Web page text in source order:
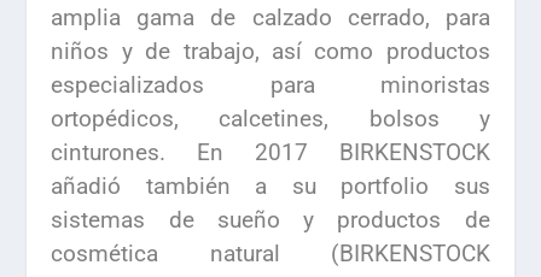
amplia gama de calzado cerrado, para
niños y de trabajo, así como productos
especializados para minoristas
ortopédicos, calcetines, bolsos y
cinturones. En 2017 BIRKENSTOCK
añadió también a su portfolio sus
sistemas de sueño y productos de
cosmética natural (BIRKENSTOCK